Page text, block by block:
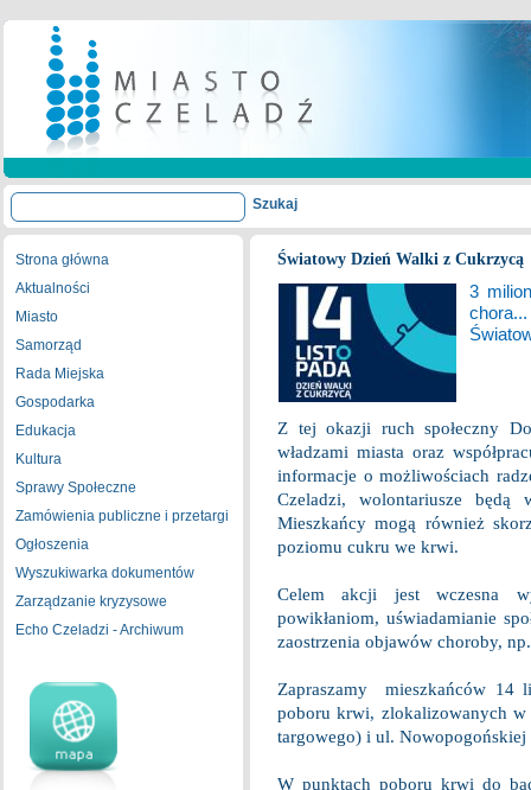
Strona główna
Aktualności
Miasto
Samorząd
Rada Miejska
Gospodarka
Edukacja
Kultura
Sprawy Społeczne
Zamówienia publiczne i przetargi
Ogłoszenia
Wyszukiwarka dokumentów
Zarządzanie kryzysowe
Echo Czeladzi - Archiwum
Światowy Dzień Walki z Cukrzycą
3
Z tej okazji ruch społeczny
władzami miasta oraz
informacje o możliwościach
Czeladzi, wolontariusze będą
Mieszkańcy mogą również
poziomu cukru we krwi.
Celem akcji jest wczesna
powikłaniom, uświadamianie
zaostrzenia objawów choroby,
Zapraszamy mieszkańców 14
poboru krwi, zlokalizowanych
targowego) i ul.
W punktach poboru krwi do